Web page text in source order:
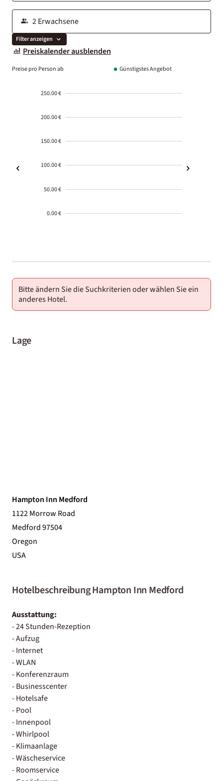
Filter anzeigen
Preiskalender ausblenden
Preise pro Person ab Günstigstes Angebot
250.00 €
200.00 €
150.00 €
100.00 €
50.00 €
0.00 €
01-02
Bitte ändern Sie die Suchkriterien oder wählen Sie ein
anderes Hotel.
Lage
Hampton Inn Medford
1122 Morrow Road
Medford 97504
Oregon
USA
Hotelbeschreibung Hampton Inn Medford
Ausstattung:
- 24 Stunden-Rezeption
- Aufzug
- Internet
- WLAN
- Konferenzraum
- Businesscenter
- Hotelsafe
- Pool
- Innenpool
- Whirlpool
- Klimaanlage
- Wäscheservice
- Roomservice